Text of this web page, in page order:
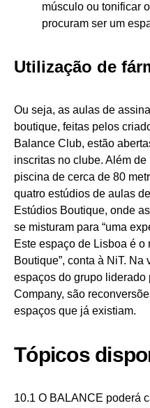
músculo ou tonificar
procuram ser um
Utilização de
Ou seja, as aulas de
boutique, feitas pelos
Balance Club, estão
inscritas no clube. Além
piscina de cerca de 80
quatro estúdios de aulas
Estúdios Boutique, onde
se misturam para “uma
Este espaço de Lisboa é
Boutique”, conta à NiT.
espaços do grupo
Company, são
espaços que já existiam.
Tópicos
10.1 O BALANCE poderá